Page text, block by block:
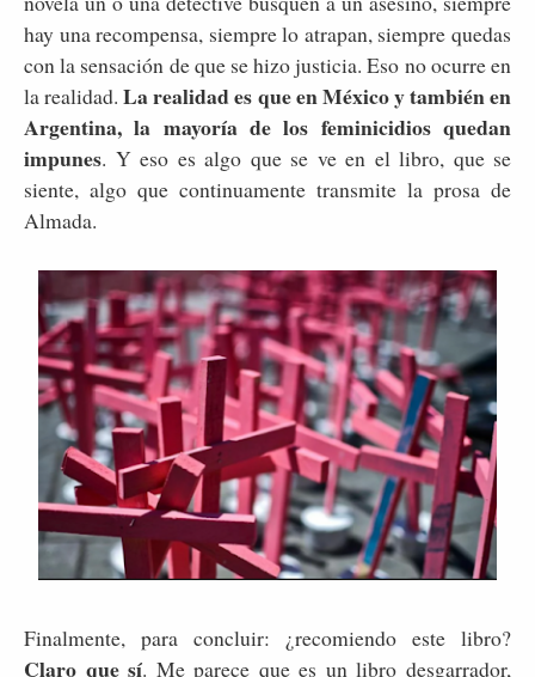
hay una recompensa, siempre lo atrapan, siempre quedas
con la sensación de que se hizo justicia. Eso no ocurre en
la realidad.La realidad es que en México y también en
Argentina, la mayoría de los feminicidios quedan
impunes. Y eso es algo que se ve en el libro, que se
siente, algo que continuamente transmite la prosa de
Almada.
Finalmente, para concluir: ¿recomiendo este libro?
Claro que sí. Me parece que es un libro desgarrador,